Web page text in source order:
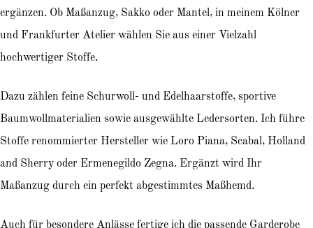
ergänzen. Ob Maßanzug, Sakko oder Mantel, in meinem Kölner
und Frankfurter Atelier wählen Sie aus einer Vielzahl
hochwertiger Stoffe.
Dazu zählen feine Schurwoll- und Edelhaarstoffe, sportive
Baumwollmaterialien sowie ausgewählte Ledersorten. Ich führe
Stoffe renommierter Hersteller wie Loro Piana, Scabal, Holland
and Sherry oder Ermenegildo Zegna. Ergänzt wird Ihr
Maßanzug durch ein perfekt abgestimmtes Maßhemd.
Auch für besondere Anlässe fertige ich die passende Garderobe